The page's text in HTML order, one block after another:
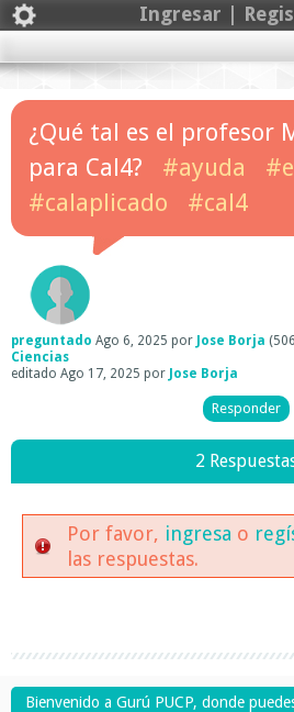
Ingresar |
¿Qué tal es el profesor
para Cal4?
#ayuda
#calaplicado
#cal4
preguntado Ago 6, 2025 por Jose Borja (506
Ciencias
editado Ago 17, 2025 por Jose Borja
2
Por favor, ingresa o
las respuestas.
Bienvenido a Gurú PUCP, donde